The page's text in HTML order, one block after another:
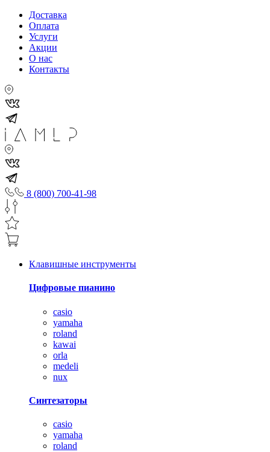
Доставка
Оплата
Услуги
Акции
О нас
Контакты
8 (800) 700-41-98
Клавишные инструменты
Цифровые пианино
casio
yamaha
roland
kawai
orla
medeli
nux
Синтезаторы
casio
yamaha
roland